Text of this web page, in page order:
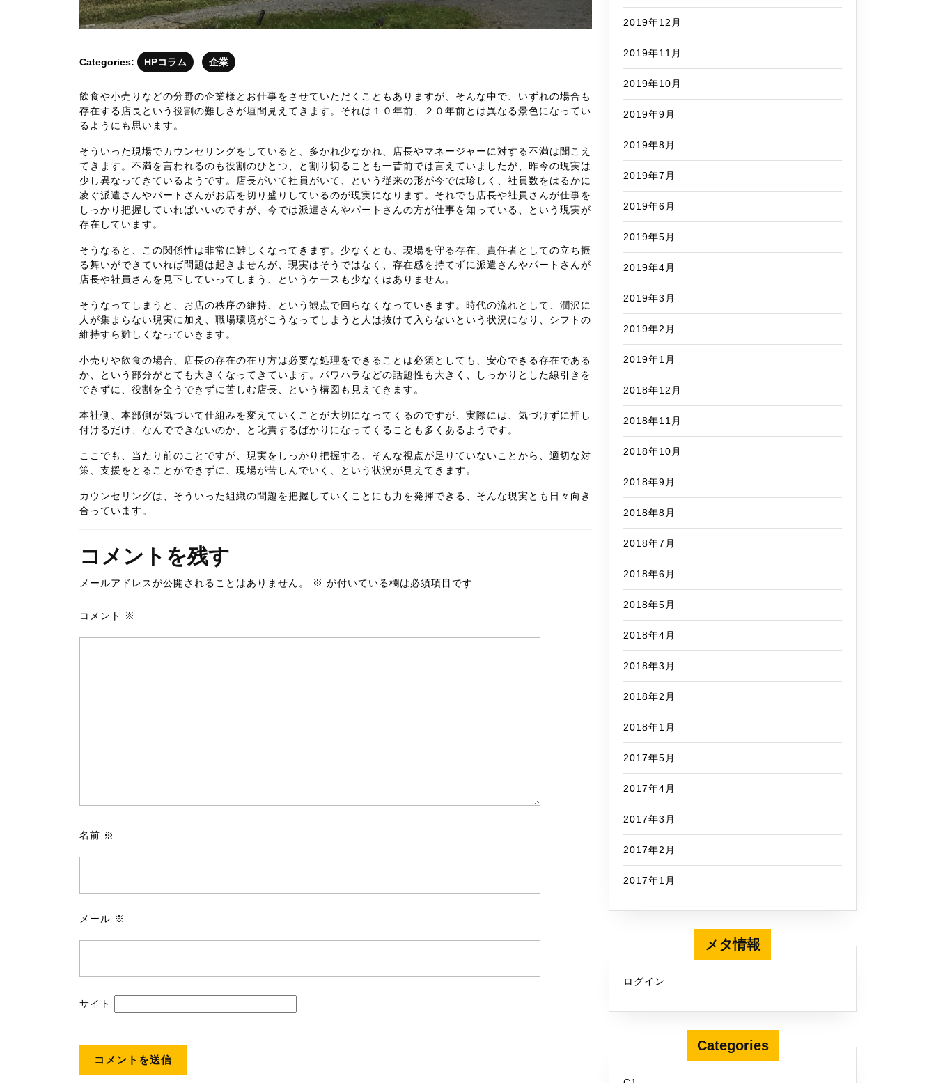
Categories: HPコラム 企業
飲食や小売りなどの分野の企業様とお仕事をさせていただくこともありますが、そんな中で、いずれの場合も
存在する店長という役割の難しさが垣間見えてきます。それは１０年前、２０年前とは異なる景色になってい
るようにも思います。
そういった現場でカウンセリングをしていると、多かれ少なかれ、店長やマネージャーに対する不満は聞こえ
てきます。不満を言われるのも役割のひとつ、と割り切ることも一昔前では言えていましたが、昨今の現実は
少し異なってきているようです。店長がいて社員がいて、という従来の形が今では珍しく、社員数をはるかに
凌ぐ派遣さんやパートさんがお店を切り盛りしているのが現実になります。それでも店長や社員さんが仕事を
しっかり把握していればいいのですが、今では派遣さんやパートさんの方が仕事を知っている、という現実が
存在しています。
そうなると、この関係性は非常に難しくなってきます。少なくとも、現場を守る存在、責任者としての立ち振
る舞いができていれば問題は起きませんが、現実はそうではなく、存在感を持てずに派遣さんやパートさんが
店長や社員さんを見下していってしまう、というケースも少なくはありません。
そうなってしまうと、お店の秩序の維持、という観点で回らなくなっていきます。時代の流れとして、潤沢に
人が集まらない現実に加え、職場環境がこうなってしまうと人は抜けて入らないという状況になり、シフトの
維持すら難しくなっていきます。
小売りや飲食の場合、店長の存在の在り方は必要な処理をできることは必須としても、安心できる存在である
か、という部分がとても大きくなってきています。パワハラなどの話題性も大きく、しっかりとした線引きを
できずに、役割を全うできずに苦しむ店長、という構図も見えてきます。
本社側、本部側が気づいて仕組みを変えていくことが大切になってくるのですが、実際には、気づけずに押し
付けるだけ、なんでできないのか、と叱責するばかりになってくることも多くあるようです。
ここでも、当たり前のことですが、現実をしっかり把握する、そんな視点が足りていないことから、適切な対
策、支援をとることができずに、現場が苦しんでいく、という状況が見えてきます。
カウンセリングは、そういった組織の問題を把握していくことにも力を発揮できる、そんな現実とも日々向き
合っています。
コメントを残す
メールアドレスが公開されることはありません。 ※ が付いている欄は必須項目です
コメント ※
名前 ※
メール ※
サイト
2019年12月
2019年11月
2019年10月
2019年9月
2019年8月
2019年7月
2019年6月
2019年5月
2019年4月
2019年3月
2019年2月
2019年1月
2018年12月
2018年11月
2018年10月
2018年9月
2018年8月
2018年7月
2018年6月
2018年5月
2018年4月
2018年3月
2018年2月
2018年1月
2017年5月
2017年4月
2017年3月
2017年2月
2017年1月
メタ情報
ログイン
Categories